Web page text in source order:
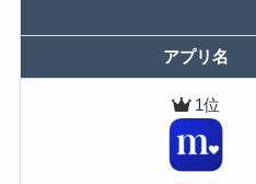
アプリ名
1位